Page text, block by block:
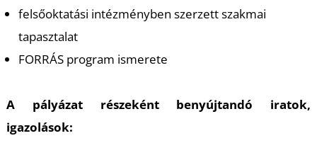
felsőoktatási intézményben szerzett szakmai
tapasztalat
FORRÁS program ismerete
A pályázat részeként benyújtandó iratok,
igazolások: